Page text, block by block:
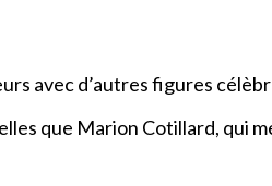
avec d’autres figures
que Marion Cotillard, qui